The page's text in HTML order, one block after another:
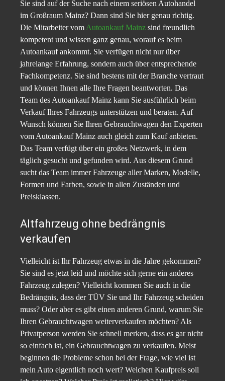
Sie sind auf der Suche nach einem seriösen Autohandel
im Großraum Mainz? Dann sind Sie hier genau richtig.
Die Mitarbeiter vom Autoankauf Mainz sind freundlich
kompetent und wissen ganz genau, worauf es beim
Autoankauf ankommt. Sie verfügen nicht nur über
jahrelange Erfahrung, sondern auch über entsprechende
Fachkompetenz. Sie sind bestens mit der Branche vertraut
und können Ihnen alle Ihre Fragen beantworten. Das
Team des Autoankauf Mainz kann Sie ausführlich beim
Verkauf Ihres Fahrzeugs unterstützen und beraten. Auf
Wunsch können Sie Ihren Gebrauchtwagen den Experten
vom Autoankauf Mainz auch gleich zum Kauf anbieten.
Das Team verfügt über ein großes Netzwerk, in dem
täglich gesucht und gefunden wird. Aus diesem Grund
sucht das Team immer Fahrzeuge aller Marken, Modelle,
Formen und Farben, sowie in allen Zuständen und
Preisklassen.
Altfahrzeug ohne bedrängnis
verkaufen
Vielleicht ist Ihr Fahrzeug etwas in die Jahre gekommen?
Sie sind es jetzt leid und möchte sich gerne ein anderes
Fahrzeug zulegen? Vielleicht kommen Sie auch in die
Bedrängnis, dass der TÜV Sie und Ihr Fahrzeug scheiden
muss? Oder aber es gibt einen anderen Grund, warum Sie
Ihren Gebrauchtwagen weiterverkaufen möchten? Als
Privatperson werden Sie schnell merken, dass es gar nicht
so einfach ist, ein Gebrauchtwagen zu verkaufen. Meist
beginnen die Probleme schon bei der Frage, wie viel ist
mein Auto eigentlich noch wert? Welchen Kaufpreis soll